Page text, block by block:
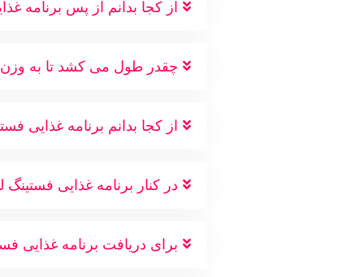
از کجا بدانم از پس برنامه
چقدر طول می کشد تا به وزن
از کجا بدانم برنامه غذایی
در کنار برنامه غذایی
برای دریافت برنامه غذایی